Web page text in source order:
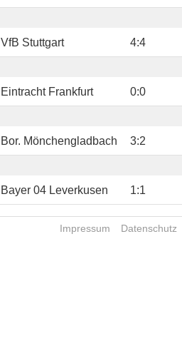
VfB Stuttgart 4:4
Eintracht Frankfurt 0:0
Bor. Mönchengladbach 3:2
Bayer 04 Leverkusen 1:1
Impressum Datenschutz